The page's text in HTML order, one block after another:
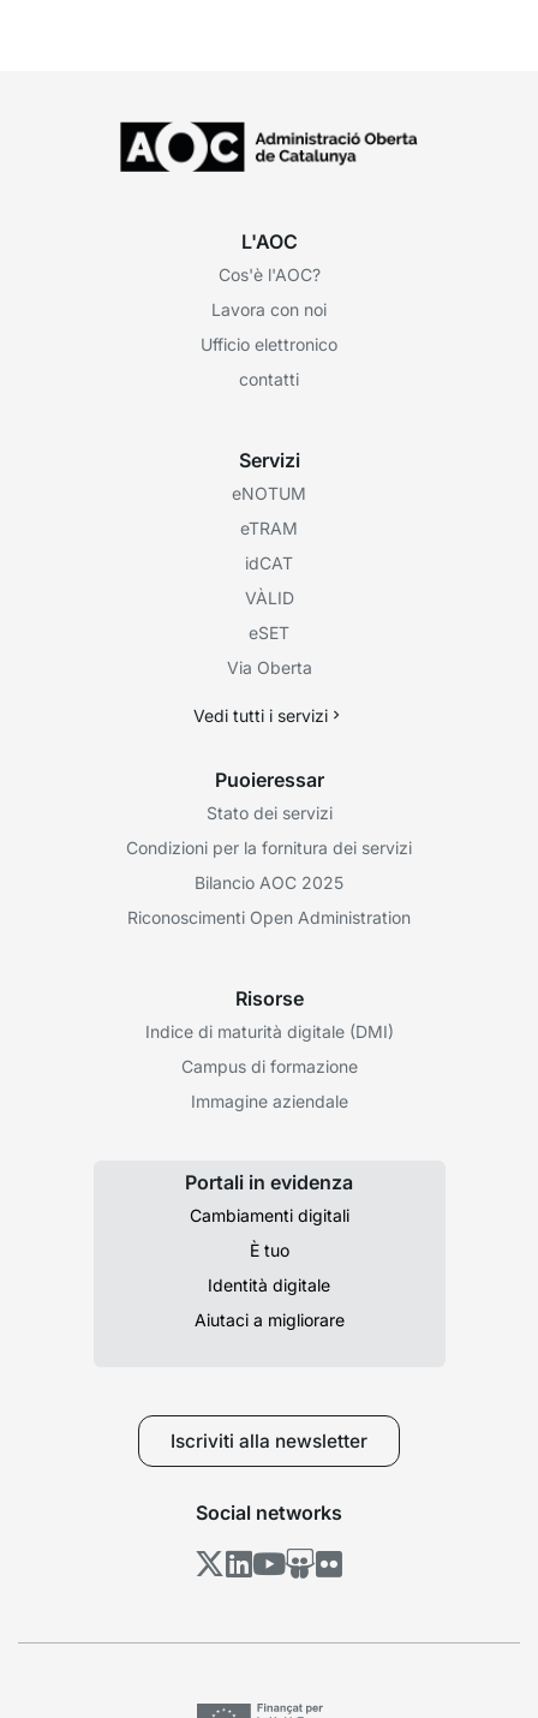
L'AOC
Cos'è l'AOC?
Lavora con noi
Ufficio elettronico
contatti
Servizi
eNOTUM
eTRAM
idCAT
VÀLID
eSET
Via Oberta
Vedi tutti i servizi
Puoieressar
Stato dei servizi
Condizioni per la fornitura dei servizi
Bilancio AOC 2025
Riconoscimenti Open Administration
Risorse
Indice di maturità digitale (DMI)
Campus di formazione
Immagine aziendale
Portali in evidenza
Cambiamenti digitali
È tuo
Identità digitale
Aiutaci a migliorare
Iscriviti alla newsletter
Social networks